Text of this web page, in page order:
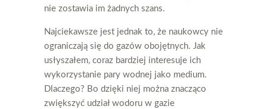
nie zostawia im żadnych szans.
Najciekawsze jest jednak to, że naukowcy nie
ograniczają się do gazów obojętnych. Jak
usłyszałem, coraz bardziej interesuje ich
wykorzystanie pary wodnej jako medium.
Dlaczego? Bo dzięki niej można znacząco
zwiększyć udział wodoru w gazie